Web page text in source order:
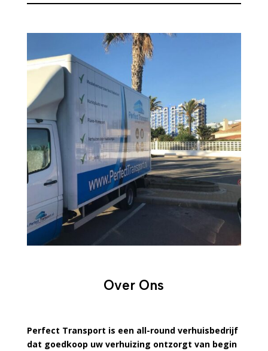
Over Ons
Perfect Transport is een all-round verhuisbedrijf
dat goedkoop uw verhuizing ontzorgt van begin